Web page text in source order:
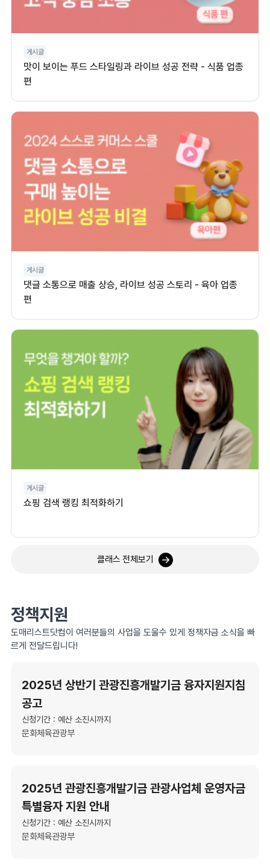
게시글
맛이 보이는 푸드 스타일링과 라이브 성공 전략 - 식품 업종
편
게시글
댓글 소통으로 매출 상승, 라이브 성공 스토리 - 육아 업종
편
게시글
쇼핑 검색 랭킹 최적화하기
클래스 전체보기
정책지원
도매리스트닷컴이 여러분들의 사업을 도울수 있게 정책자금 소식을 빠
르게 전달드립니다!
2025년 상반기 관광진흥개발기금 융자지원지침
공고
신청기간 : 예산 소진시까지
문화체육관광부
2025년 관광진흥개발기금 관광사업체 운영자금
특별융자 지원 안내
신청기간 : 예산 소진시까지
문화체육관광부